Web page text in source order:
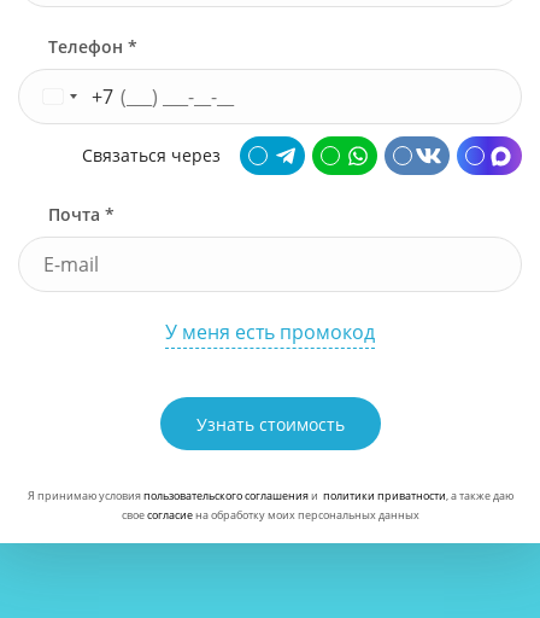
Телефон *
+7
Связаться через
Почта *
У меня есть промокод
Узнать стоимость
Я принимаю условияпользовательского соглашенияи политики приватности, а также даю
своесогласиена обработку моих персональных данных